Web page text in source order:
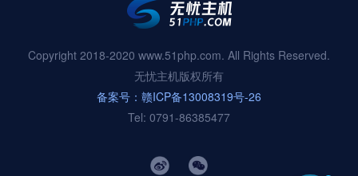
Copyright 2018-2020 www.51php.com. All Rights Reserved.
无忧主机版权所有
备案号：赣ICP备13008319号-26
Tel: 0791-86385477